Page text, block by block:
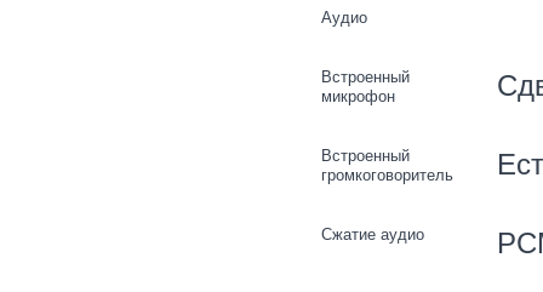
Аудио
Встроенный
микрофон
Встроенный
громкоговоритель
Сжатие аудио